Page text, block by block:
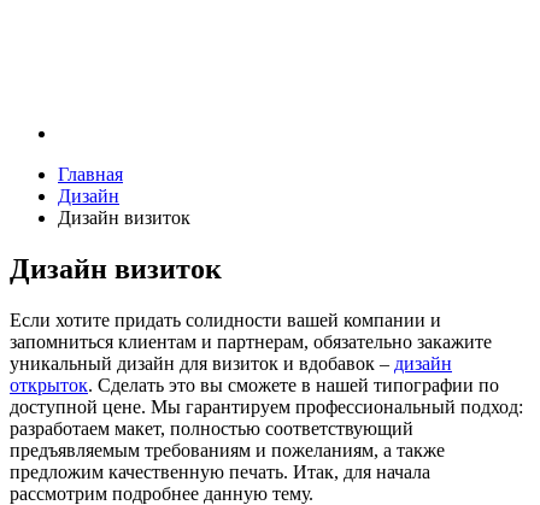
Главная
Дизайн
Дизайн визиток
Дизайн визиток
Если хотите придать солидности вашей компании и
запомниться клиентам и партнерам, обязательно закажите
уникальный дизайн для визиток и вдобавок – дизайн
открыток. Сделать это вы сможете в нашей типографии по
доступной цене. Мы гарантируем профессиональный подход:
разработаем макет, полностью соответствующий
предъявляемым требованиям и пожеланиям, а также
предложим качественную печать. Итак, для начала
рассмотрим подробнее данную тему.